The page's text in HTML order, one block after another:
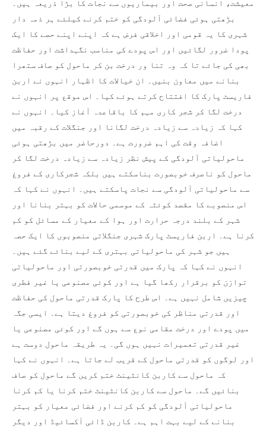
معیشت، انسانی صحت اور بیماریوں سے نجات کا بڑا ذریعہ ہیں۔
بڑھتی ہوئی فضائی آلودگی کو ختم کرنے کیلئے ہر ذمہ دار
شہری کا یہ قومی اور اخلاقی فرض ہے کہ اپنے اپنے حصے کا ایک
پودا ضرور لگائیں اور اس پودے کی مناسب نگہداشت اور حفاظت
بھی کی جائے تا کہ وہ تنا ور درخت بن کر ماحول کو صاف ستھرا
بنانے میں معاون بنیں۔ ان خیالات کا اظہار انہوں نے اربن
فاریسٹ پارک کا افتتاح کرتے ہوئے کیا۔ اس موقع پر انہوں نے
درخت لگا کر شجر کاری مہم کا باقاعدہ آغاز کیا۔ انہوں نے
کہا کہ زیادہ سے زیادہ درخت لگانا اور جنگلات کے رقبہ میں
اضافہ وقت کی اہم ضرورت ہے۔ دورحاضر میں بڑھتی ہوئی
ماحولیاتی آلودگی کے پیش نظر زیادہ سے زیادہ درخت لگا کر
ماحول کو ناصرف خوبصورت بناسکتے ہیں بلکہ شجرکاری کے فروغ
سے ماحولیاتی آلودگی سے نجات پاسکتے ہیں۔ انہوں نے کہا کہ
اس منصوبے کا مقصد کوئٹہ کے موسمی حالات کو بہتر بنانا اور
شہر کے بلند درجہ حرارت اور ہوا کے معیار کے مسائل کو کم
کرنا ہے۔ اربن فاریسٹ پارک شہری جنگلاتی منصوبوں کا ایک حصہ
ہیں جو شہر کی ماحولیاتی بہتری کے لیے بنائے گئے ہیں۔
انہوں نے کہا کہ پارک میں قدرتی خوبصورتی اور ماحولیاتی
توازن کو برقرار رکھا گیا ہے اور کوئی مصنوعی یا غیر فطری
چیزیں شامل نہیں ہے۔ اس طرح کا پارک قدرتی ماحول کی حفاظت
اور قدرتی مناظر کی خوبصورتی کو فروغ دیتا ہے۔ ایسی جگہ
میں پودے اور درخت مقامی نوع سے ہوں گے اور کوئی مصنوعی یا
غیر قدرتی تعمیرات نہیں ہوں گی۔ یہ طریقہ ماحول دوست ہے
اور لوگوں کو قدرتی ماحول کے قریب لے جاتا ہے۔ انہوں نے کہا
کہ ماحول سے کاربن کانٹینٹ ختم کریں گے ماحول کو صاف
بنائیں گے۔ ماحول سے کاربن کانٹینٹ ختم کرنا یا کم کرنا
ماحولیاتی آلودگی کو کم کرنے اور فضائی معیار کو بہتر
بنانے کے لیے بہت اہم ہے۔ کاربن ڈائی آکسائیڈ اور دیگر